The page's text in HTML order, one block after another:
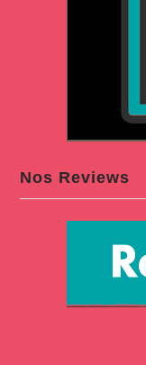
Nos Reviews